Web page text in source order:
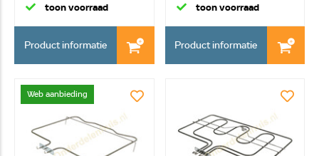
toon voorraad
Product informatie
toon voorraad
Product informatie
Web aanbieding